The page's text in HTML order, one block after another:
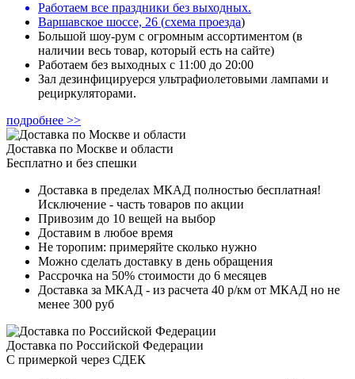
Работаем все праздники без выходных.
Варшавское шоссе, 26 (схема проезда)
Большой шоу-рум с огромным ассортиментом (в
наличии весь товар, который есть на сайте)
Работаем без выходных с 11:00 до 20:00
Зал дезинфицируерся ультрафиолетовыми лампами и
рециркуляторами.
подробнее >>
Доставка по Москве и области
Бесплатно и без спешки
Доставка в пределах МКАД полностью бесплатная!
Исключение - часть товаров по акции
Привозим до 10 вещей на выбор
Доставим в любое время
Не торопим: примеряйте сколько нужно
Можно сделать доставку в день обращения
Рассрочка на 50% стоимости до 6 месяцев
Доставка за МКАД - из расчета 40 р/км от МКАД но не
менее 300 руб
Доставка по Российской Федерации
С примеркой через СДЕК